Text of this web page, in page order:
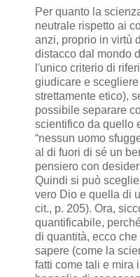
Per quanto la
neutrale rispetto ai
anzi, proprio in virtù
distacco dal mondo
l'unico criterio di
giudicare e
strettamente etico),
possibile separare
scientifico da quello
“nessun uomo
al di fuori di sé un
pensiero con
Quindi si può
vero Dio e quella di
cit., p. 205). Ora,
quantificabile,
di quantità, ecco
sapere (come la
fatti come tali e mira